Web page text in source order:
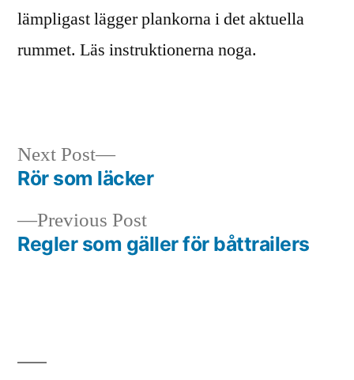
lämpligast lägger plankorna i det aktuella
rummet. Läs instruktionerna noga.
Post
navigation
Previous PostPrevious
post:
Regler som gäller för båttrailers
Next Post
Next
post:
Rör som läcker